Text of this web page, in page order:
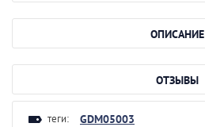
ОПИСАНИЕ
ОТЗЫВЫ
теги: GDM05003